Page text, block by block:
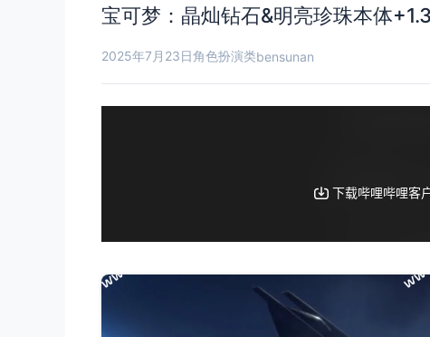
宝可梦：晶灿钻石&明亮珍珠本体
2025年7月23日角色扮演类bensunan